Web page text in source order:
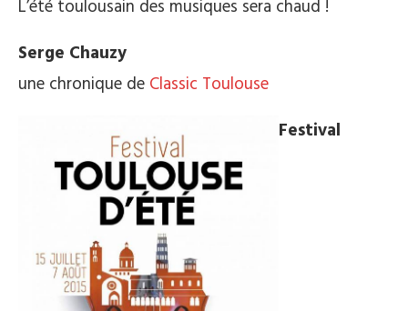
L’été toulousain des musiques sera chaud !
Serge Chauzy
une chronique de Classic Toulouse
Festival